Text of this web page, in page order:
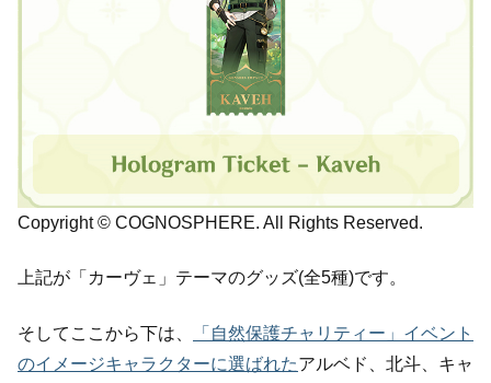
Copyright © COGNOSPHERE. All Rights Reserved.
上記が「カーヴェ」テーマのグッズ(全5種)です。
そしてここから下は、
「自然保護チャリティー」イベント
のイメージキャラクターに選ばれたアルベド、北斗、キャ